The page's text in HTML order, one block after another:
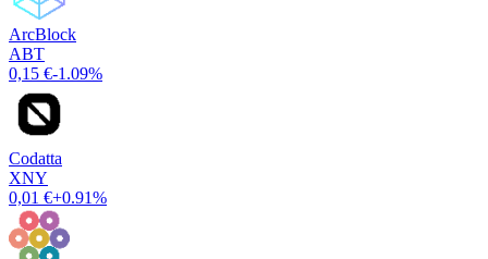
ArcBlock
ABT
0,15 €-1.09%
Codatta
XNY
0,01 €+0.91%